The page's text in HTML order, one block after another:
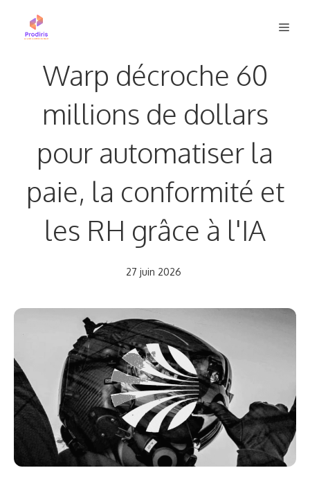
Warp décroche 60
millions de dollars
pour automatiser la
paie, la conformité et
les RH grâce à l'IA
27 juin 2026